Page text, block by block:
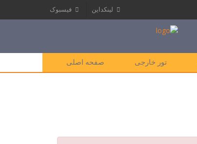
فیسبوک لینکداین
صفحه اصلی تور خارجی